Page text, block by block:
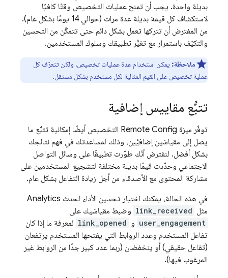
بديلة واحدة. يجب أن تمنح عمليات التخصيص وقتًا كافيًا
لاستكشاف كل قيمة بديلة عدة مرات (حوالي 14 يومًا بشكل عام).
من المفترض أن تتركها تعمل بشكل دائم حتى تتمكّن من التحسين
والتكيّف باستمرار مع تغيُّر تطبيقك وسلوك المستخدمين.
ملاحظة: يمكن استخدام عدة عمليات تخصيص، ولكن تتعرّف كل
عملية تخصيص على القيم المثالية لكل مستخدم بشكل مستقل.
تتبُّع مقاييس إضافية
توفّر ميزة Remote Config التخصيص أيضًا إمكانية تتبُّع ما
يصل إلى مقياسَين إضافيَّين، وذلك لمساعدتك في فهم نتائجك
بشكل أفضل. لنفترض أنّك طوّرت تطبيقًا على وسائل التواصل
الاجتماعي وحدّدت قيمًا بديلة مختلفة لتشجيع المستخدمين على
مشاركة المحتوى مع الأصدقاء من أجل زيادة التفاعل بشكل عام.
في هذه الحالة، يمكنك اختيار تحسين الأداء لحدث Analytics
مثل link_received وضبط مقياسَيك على
user_engagement و link_opened لمعرفة ما إذا كان
تفاعل المستخدم وعدد الروابط التي يفتحها المستخدم يرتفعان
(تفاعل حقيقي) أو ينخفضان (ربما عدد كبير جدًا من الروابط غير
المرغوب فيها).